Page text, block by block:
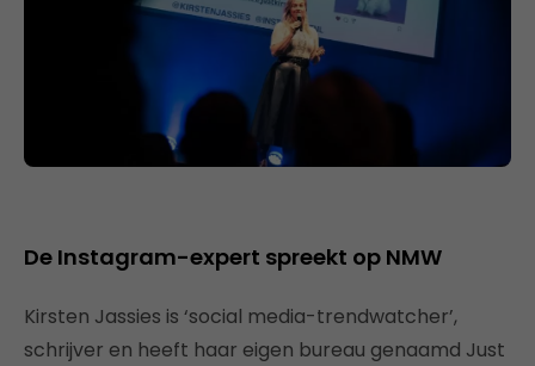
De Instagram-expert spreekt op NMW
Kirsten Jassies is ‘social media-trendwatcher’,
schrijver en heeft haar eigen bureau genaamd Just